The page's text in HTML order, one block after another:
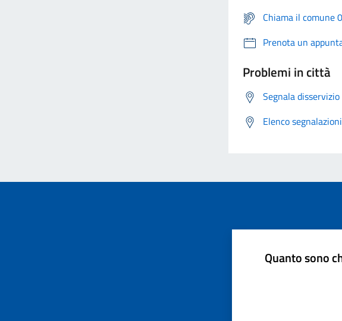
Chiama il comune
Prenota un
Problemi in città
Segnala disservizio
Elenco
Quanto sono